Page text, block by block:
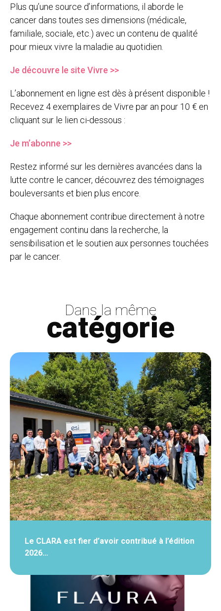
Plus qu’une source d’informations, il aborde le
cancer dans toutes ses dimensions (médicale,
familiale, sociale, etc.) avec un contenu de qualité
pour mieux vivre la maladie au quotidien.
Je découvre le site Vivre >>
L’abonnement en ligne est dès à présent disponible !
Recevez 4 exemplaires de Vivre par an pour 10 € en
cliquant sur le lien ci-dessous :
Je m’abonne >>
Restez informé sur les dernières avancées dans la
lutte contre le cancer, découvrez des témoignages
bouleversants et bien plus encore.
Chaque abonnement contribue directement à notre
engagement continu dans la recherche, la
sensibilisation et le soutien aux personnes touchées
par le cancer.
Dans la même
catégorie
Le CLARA est fier d’avoir contribué à l’édition
2026…